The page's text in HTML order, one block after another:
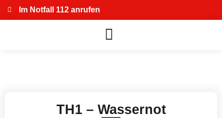
Im Notfall 112 anrufen
TH1 – Wassernot